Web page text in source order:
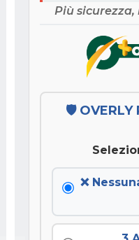
Più
🛡️ OVERLY
❌